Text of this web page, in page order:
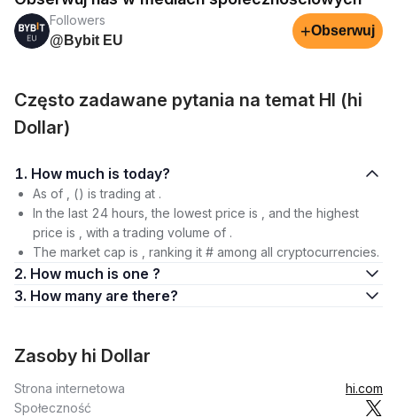
Followers
@Bybit EU
+Obserwuj
Często zadawane pytania na temat HI (hi
Dollar)
1. How much is today?
As of , () is trading at .
In the last 24 hours, the lowest price is , and the highest
price is , with a trading volume of .
The market cap is , ranking it # among all cryptocurrencies.
2. How much is one ?
3. How many are there?
Zasoby hi Dollar
Strona internetowa
hi.com
Społeczność